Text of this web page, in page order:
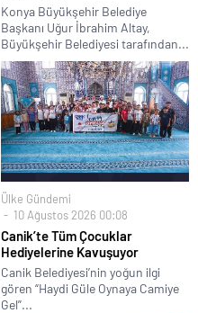
Konya Büyükşehir Belediye
Başkanı Uğur İbrahim Altay,
Büyükşehir Belediyesi tarafından...
Ülke Gündemi
10 Ağustos 2026 00:08
Canik’te Tüm Çocuklar
Hediyelerine Kavuşuyor
Canik Belediyesi’nin yoğun ilgi
gören “Haydi Güle Oynaya Camiye
Gel”...